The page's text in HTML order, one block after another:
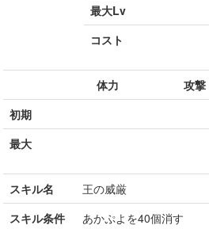
最大Lv
コスト
体力 攻撃
初期
最大
スキル名
王の威厳
スキル条件
あかぷよを40個消す